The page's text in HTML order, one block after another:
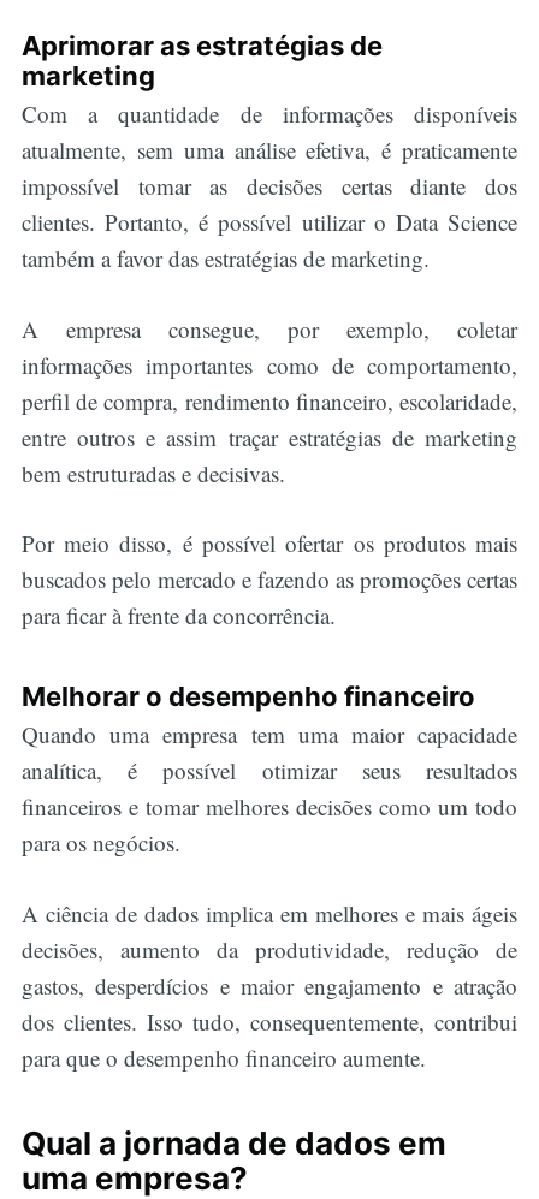
Aprimorar as estratégias de
marketing
Com a quantidade de informações disponíveis
atualmente, sem uma análise efetiva, é praticamente
impossível tomar as decisões certas diante dos
clientes. Portanto, é possível utilizar o Data Science
também a favor das estratégias de marketing.
A empresa consegue, por exemplo, coletar
informações importantes como de comportamento,
perfil de compra, rendimento financeiro, escolaridade,
entre outros e assim traçar estratégias de marketing
bem estruturadas e decisivas.
Por meio disso, é possível ofertar os produtos mais
buscados pelo mercado e fazendo as promoções certas
para ficar à frente da concorrência.
Melhorar o desempenho financeiro
Quando uma empresa tem uma maior capacidade
analítica, é possível otimizar seus resultados
financeiros e tomar melhores decisões como um todo
para os negócios.
A ciência de dados implica em melhores e mais ágeis
decisões, aumento da produtividade, redução de
gastos, desperdícios e maior engajamento e atração
dos clientes. Isso tudo, consequentemente, contribui
para que o desempenho financeiro aumente.
Qual a jornada de dados em
uma empresa?